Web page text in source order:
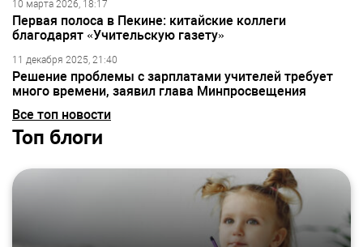
10 марта 2026, 18:17
Первая полоса в Пекине: китайские коллеги
благодарят «Учительскую газету»
11 декабря 2025, 21:40
Решение проблемы с зарплатами учителей требует
много времени, заявил глава Минпросвещения
Все топ новости
Топ блоги